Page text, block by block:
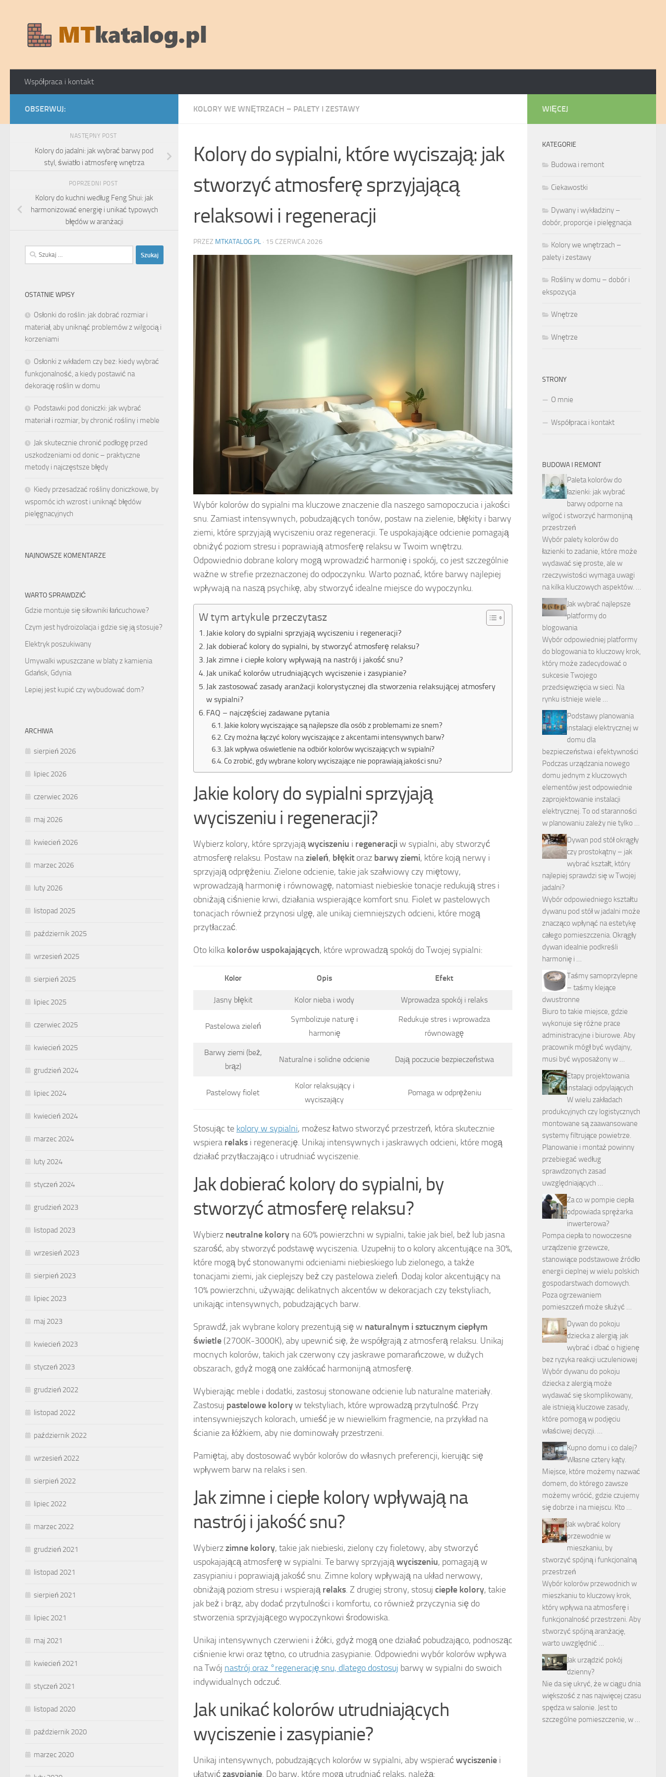
Współpraca i kontakt
KOLORY WE WNĘTRZACH – PALETY I ZESTAWY
Kolory do sypialni, które wyciszają: jak
stworzyć atmosferę sprzyjającą
relaksowi i regeneracji
PRZEZ MTKATALOG.PL · 15 CZERWCA 2026
Wybór kolorów do sypialni ma kluczowe znaczenie dla naszego samopoczucia i jakości
snu. Zamiast intensywnych, pobudzających tonów, postaw na zielenie, błękity i barwy
ziemi, które sprzyjają wyciszeniu oraz regeneracji. Te uspokajające odcienie pomagają
obniżyć poziom stresu i poprawiają atmosferę relaksu w Twoim wnętrzu.
Odpowiednio dobrane kolory mogą wprowadzić harmonię i spokój, co jest szczególnie
ważne w strefie przeznaczonej do odpoczynku. Warto poznać, które barwy najlepiej
wpływają na naszą psychikę, aby stworzyć idealne miejsce do wypoczynku.
W tym artykule przeczytasz
Jakie kolory do sypialni sprzyjają wyciszeniu i regeneracji?
Jak dobierać kolory do sypialni, by stworzyć atmosferę relaksu?
Jak zimne i ciepłe kolory wpływają na nastrój i jakość snu?
Jak unikać kolorów utrudniających wyciszenie i zasypianie?
Jak zastosować zasady aranżacji kolorystycznej dla stworzenia relaksującej atmosfery
w sypialni?
FAQ – najczęściej zadawane pytania
Jakie kolory wyciszające są najlepsze dla osób z problemami ze snem?
Czy można łączyć kolory wyciszające z akcentami intensywnych barw?
Jak wpływa oświetlenie na odbiór kolorów wyciszających w sypialni?
Co zrobić, gdy wybrane kolory wyciszające nie poprawiają jakości snu?
Jakie kolory do sypialni sprzyjają
wyciszeniu i regeneracji?
Wybierz kolory, które sprzyjająwyciszeniu i regeneracji w sypialni, aby stworzyć
atmosferę relaksu. Postaw nazieleń, błękit oraz barwy ziemi, które koją nerwy i
sprzyjają odprężeniu. Zielone odcienie, takie jak szałwiowy czy miętowy,
wprowadzają harmonię i równowagę, natomiast niebieskie tonacje redukują stres i
obniżają ciśnienie krwi, działania wspierające komfort snu. Fiolet w pastelowych
tonacjach również przynosi ulgę, ale unikaj ciemniejszych odcieni, które mogą
przytłaczać.
Oto kilka kolorów uspokajających, które wprowadzą spokój do Twojej sypialni:
Kolor Opis Efekt
Jasny błękit Kolor nieba i wody Wprowadza spokój i relaks
Pastelowa zieleń
Symbolizuje naturę i
harmonię
Redukuje stres i wprowadza
równowagę
Barwy ziemi (beż,
brąz)
Naturalne i solidne odcienie Dają poczucie bezpieczeństwa
Pastelowy fiolet
Kolor relaksujący i
wyciszający
Pomaga w odprężeniu
Stosując te kolory w sypialni, możesz łatwo stworzyć przestrzeń, która skutecznie
wspiera relaks i regenerację. Unikaj intensywnych i jaskrawych odcieni, które mogą
działać przytłaczająco i utrudniać wyciszenie.
Jak dobierać kolory do sypialni, by
stworzyć atmosferę relaksu?
Wybierz neutralne kolory na 60% powierzchni w sypialni, takie jak biel, beż lub jasna
szarość, aby stworzyć podstawę wyciszenia. Uzupełnij to o kolory akcentujące na 30%,
które mogą być stonowanymi odcieniami niebieskiego lub zielonego, a także
tonacjami ziemi, jak cieplejszy beż czy pastelowa zieleń. Dodaj kolor akcentujący na
10% powierzchni, używając delikatnych akcentów w dekoracjach czy tekstyliach,
unikając intensywnych, pobudzających barw.
Sprawdź, jak wybrane kolory prezentują się w naturalnym i sztucznym ciepłym
świetle (2700K-3000K), aby upewnić się, że współgrają z atmosferą relaksu. Unikaj
mocnych kolorów, takich jak czerwony czy jaskrawe pomarańczowe, w dużych
obszarach, gdyż mogą one zakłócać harmonijną atmosferę.
Wybierając meble i dodatki, zastosuj stonowane odcienie lub naturalne materiały.
Zastosuj pastelowe koloryw tekstyliach, które wprowadzą przytulność. Przy
intensywniejszych kolorach, umieść je w niewielkim fragmencie, na przykład na
ścianie za łóżkiem, aby nie dominowały przestrzeni.
Pamiętaj, aby dostosować wybór kolorów do własnych preferencji, kierując się
wpływem barw na relaks i sen.
Jak zimne i ciepłe kolory wpływają na
nastrój i jakość snu?
Wybierzzimne kolory, takie jak niebieski, zielony czy fioletowy, aby stworzyć
uspokajającą atmosferę w sypialni. Te barwy sprzyjająwyciszeniu, pomagają w
zasypianiu i poprawiają jakość snu. Zimne kolory wpływają na układ nerwowy,
obniżają poziom stresu i wspierają relaks. Z drugiej strony, stosuj ciepłe kolory, takie
jak beż i brąz, aby dodać przytulności i komfortu, co również przyczynia się do
stworzenia sprzyjającego wypoczynkowi środowiska.
Unikaj intensywnych czerwieni i żółci, gdyż mogą one działać pobudzająco, podnosząc
ciśnienie krwi oraz tętno, co utrudnia zasypianie. Odpowiedni wybór kolorów wpływa
na Twój nastrój oraz °regenerację snu, dlatego dostosuj barwy w sypialni do swoich
indywidualnych odczuć.
Jak unikać kolorów utrudniających
wyciszenie i zasypianie?
Unikaj intensywnych, pobudzających kolorów w sypialni, aby wspieraćwyciszenie i
ułatwićzasypianie. Do barw, które mogą utrudniać relaks, należą:
OBSERWUJ:
NASTĘPNY POST
Kolory do jadalni: jak wybrać barwy pod
styl, światło i atmosferę wnętrza
POPRZEDNI POST
Kolory do kuchni według Feng Shui: jak
harmonizować energię i unikać typowych
błędów w aranżacji
Szukaj:
OSTATNIE WPISY
Osłonki do roślin: jak dobrać rozmiar i
materiał, aby uniknąć problemów z wilgocią i
korzeniami
Osłonki z wkładem czy bez: kiedy wybrać
funkcjonalność, a kiedy postawić na
dekorację roślin w domu
Podstawki pod doniczki: jak wybrać
materiał i rozmiar, by chronić rośliny i meble
Jak skutecznie chronić podłogę przed
uszkodzeniami od donic – praktyczne
metody i najczęstsze błędy
Kiedy przesadzać rośliny doniczkowe, by
wspomóc ich wzrost i uniknąć błędów
pielęgnacyjnych
NAJNOWSZE KOMENTARZE
WARTO SPRAWDZIĆ
Gdzie montuje się siłowniki łańcuchowe?
Czym jest hydroizolacja i gdzie się ją stosuje?
Elektryk poszukiwany
Umywalki wpuszczane w blaty z kamienia
Gdańsk, Gdynia
Lepiej jest kupić czy wybudować dom?
ARCHIWA
sierpień 2026
lipiec 2026
czerwiec 2026
maj 2026
kwiecień 2026
marzec 2026
luty 2026
listopad 2025
październik 2025
wrzesień 2025
sierpień 2025
lipiec 2025
czerwiec 2025
kwiecień 2025
grudzień 2024
lipiec 2024
kwiecień 2024
marzec 2024
luty 2024
styczeń 2024
grudzień 2023
listopad 2023
wrzesień 2023
sierpień 2023
lipiec 2023
maj 2023
kwiecień 2023
styczeń 2023
grudzień 2022
listopad 2022
październik 2022
wrzesień 2022
sierpień 2022
lipiec 2022
marzec 2022
grudzień 2021
listopad 2021
sierpień 2021
lipiec 2021
maj 2021
kwiecień 2021
styczeń 2021
listopad 2020
październik 2020
marzec 2020
WIĘCEJ
KATEGORIE
Budowa i remont
Ciekawostki
Dywany i wykładziny –
dobór, proporcje i pielęgnacja
Kolory we wnętrzach –
palety i zestawy
Rośliny w domu – dobór i
ekspozycja
Wnętrze
Wnętrze
STRONY
O mnie
Współpraca i kontakt
BUDOWA I REMONT
Paleta kolorów do
łazienki: jak wybrać
barwy odporne na
wilgoć i stworzyć harmonijną
przestrzeń
Wybór palety kolorów do
łazienki to zadanie, które może
wydawać się proste, ale w
rzeczywistości wymaga uwagi
na kilka kluczowych aspektów. …
Jak wybrać najlepsze
platformy do
blogowania
Wybór odpowiedniej platformy
do blogowania to kluczowy krok,
który może zadecydować o
sukcesie Twojego
przedsięwzięcia w sieci. Na
rynku istnieje wiele …
Podstawy planowania
instalacji elektrycznej w
domu dla
bezpieczeństwa i efektywności
Podczas urządzania nowego
domu jednym z kluczowych
elementów jest odpowiednie
zaprojektowanie instalacji
elektrycznej. To od staranności
w planowaniu zależy nie tylko …
Dywan pod stół okrągły
czy prostokątny – jak
wybrać kształt, który
najlepiej sprawdzi się w Twojej
jadalni?
Wybór odpowiedniego kształtu
dywanu pod stół w jadalni może
znacząco wpłynąć na estetykę
całego pomieszczenia. Okrągły
dywan idealnie podkreśli
harmonię i …
Taśmy samoprzylepne
– taśmy klejące
dwustronne
Biuro to takie miejsce, gdzie
wykonuje się różne prace
administracyjne i biurowe. Aby
pracownik mógł być wydajny,
musi być wyposażony w …
Etapy projektowania
instalacji odpylających
W wielu zakładach
produkcyjnych czy logistycznych
montowane są zaawansowane
systemy filtrujące powietrze.
Planowanie i montaż powinny
przebiegać według
sprawdzonych zasad
uwzględniających …
Za co w pompie ciepła
odpowiada sprężarka
inwerterowa?
Pompa ciepła to nowoczesne
urządzenie grzewcze,
stanowiące podstawowe źródło
energii cieplnej w wielu polskich
gospodarstwach domowych.
Poza ogrzewaniem
pomieszczeń może służyć …
Dywan do pokoju
dziecka z alergią: jak
wybrać i dbać o higienę
bez ryzyka reakcji uczuleniowej
Wybór dywanu do pokoju
dziecka z alergią może
wydawać się skomplikowany,
ale istnieją kluczowe zasady,
które pomogą w podjęciu
właściwej decyzji. …
Kupno domu i co dalej?
Własne cztery kąty.
Miejsce, które możemy nazwać
domem, do którego zawsze
możemy wrócić, gdzie czujemy
się dobrze i na miejscu. Kto …
Jak wybrać kolory
przewodnie w
mieszkaniu, by
stworzyć spójną i funkcjonalną
przestrzeń
Wybór kolorów przewodnich w
mieszkaniu to kluczowy krok,
który wpływa na atmosferę i
funkcjonalność przestrzeni. Aby
stworzyć spójną aranżację,
warto uwzględnić …
Jak urządzić pokój
dzienny?
Nie da się ukryć, że w ciągu dnia
większość z nas najwięcej czasu
spędza w salonie. Jest to
szczególne pomieszczenie, w …